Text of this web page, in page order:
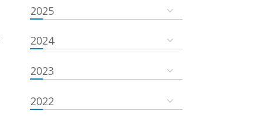
2025
2024
2023
2022